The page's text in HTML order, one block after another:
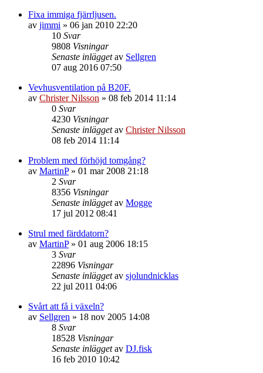
Fixa immiga fjärrljusen.
av jimmi » 06 jan 2010 22:20
10 Svar
9808 Visningar
Senaste inläggetav Sellgren
07 aug 2016 07:50
Vevhusventilation på B20F.
av Christer Nilsson » 08 feb 2014 11:14
0 Svar
4230 Visningar
Senaste inläggetav Christer Nilsson
08 feb 2014 11:14
Problem med förhöjd tomgång?
av MartinP» 01 mar 2008 21:18
2 Svar
8356 Visningar
Senaste inläggetav Mogge
17 jul 2012 08:41
Strul med färddatorn?
av MartinP» 01 aug 2006 18:15
3 Svar
22896 Visningar
Senaste inläggetav sjolundnicklas
22 jul 2011 04:06
Svårt att få i växeln?
av Sellgren » 18 nov 2005 14:08
8 Svar
18528 Visningar
Senaste inläggetav DJ.fisk
16 feb 2010 10:42